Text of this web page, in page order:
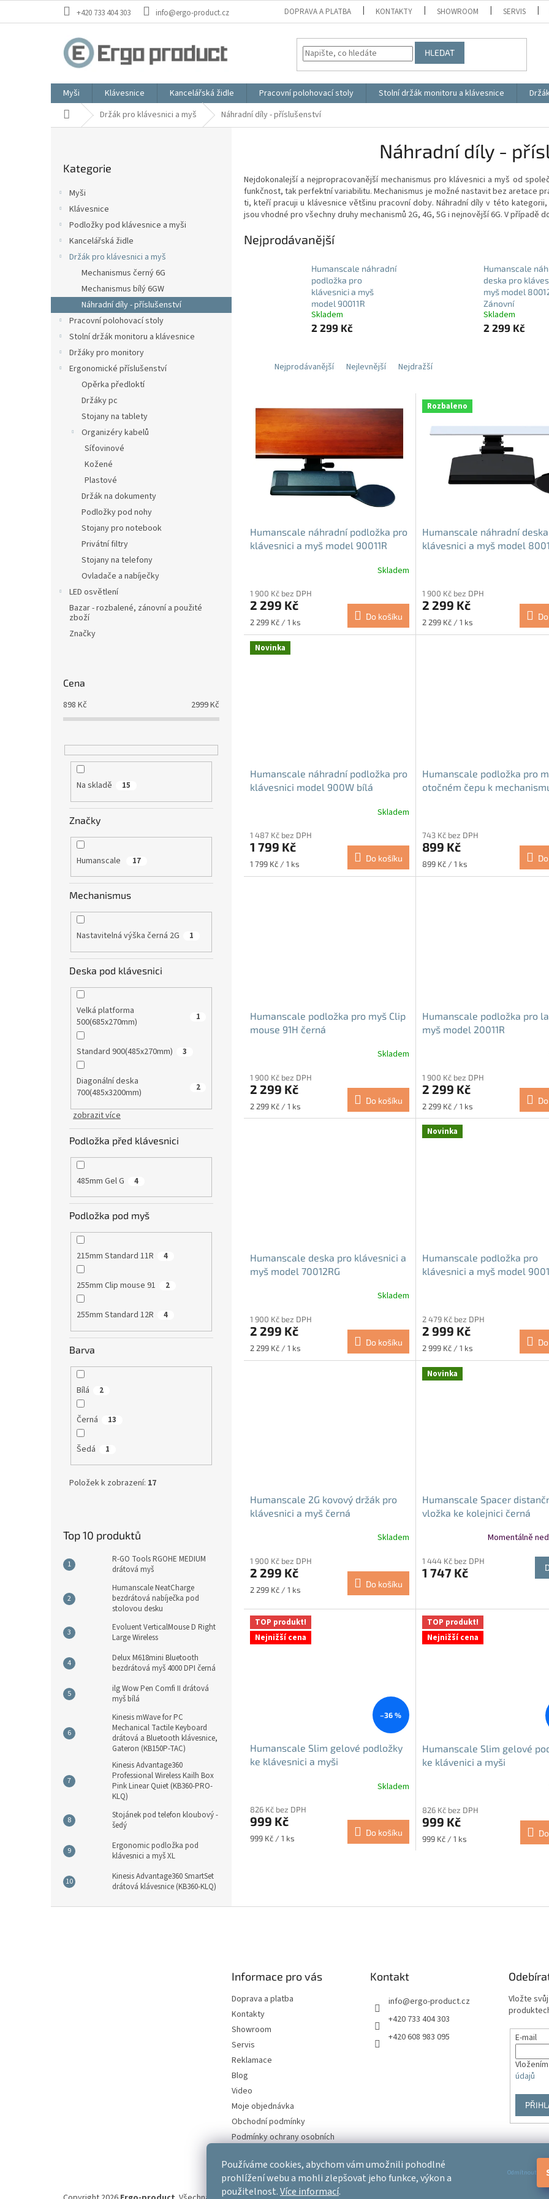
Používáme cookies, abychom vám umožnili pohodlné
prohlížení webu a mohli zlepšovat jeho funkce, výkon a
použitelnost.Více informací.
Odmítnout
+420 733 404 303 info@ergo-product.cz DOPRAVA A PLATBA KONTAKTY SHOWROOM SERVIS
HLEDAT
Myši Klávesnice Kancelářská židle Pracovní polohovací stoly Stolní držák monitoru a klávesnice
Domů Držák pro klávesnici a myš Náhradní díly - příslušenství
e
l
kategorie
Kategorie
Myši
Klávesnice
Podložky pod klávesnice a myši
Kancelářská židle
Držák pro klávesnici a myš
Mechanismus černý 6G
Mechanismus bílý 6GW
Náhradní díly - příslušenství
Pracovní polohovací stoly
Stolní držák monitoru a klávesnice
Držáky pro monitory
Ergonomické příslušenství
Opěrka předloktí
Držáky pc
Stojany na tablety
Organizéry kabelů
Síťovinové
Kožené
Plastové
Držák na dokumenty
Podložky pod nohy
Stojany pro notebook
Privátní filtry
Stojany na telefony
Ovladače a nabíječky
LED osvětlení
Bazar - rozbalené, zánovní a použité
zboží
Značky
Cena
898 Kč 2999Kč
Na skladě 15
Značky
Humanscale 17
Mechanismus
Nastavitelná výška černá 2G 1
Deska pod klávesnici
Velká platforma
500(685x270mm)
1
Standard 900(485x270mm) 3
Diagonální deska
700(485x3200mm)
2
zobrazit více
Podložka před klávesnici
485mm Gel G 4
Podložka pod myš
215mm Standard 11R 4
255mm Clip mouse 91 2
255mm Standard 12R 4
Barva
Bílá 2
Černá 13
Šedá 1
Položek k zobrazení: 17
Top 10 produktů
R-GO Tools RGOHE MEDIUM
drátová myš
Humanscale NeatCharge
bezdrátová nabíječka pod
stolovou desku
Evoluent VerticalMouse D Right
Large Wireless
Delux M618mini Bluetooth
bezdrátová myš 4000 DPI černá
ilg Wow Pen Comfi II drátová
myš bílá
Kinesis mWave for PC
Mechanical Tactile Keyboard
drátová a Bluetooth klávesnice,
Gateron (KB150P-TAC)
Kinesis Advantage360
Professional Wireless Kailh Box
Pink Linear Quiet (KB360-PRO-
KLQ)
Stojánek pod telefon kloubový -
šedý
Ergonomic podložka pod
klávesnici a myš XL
Kinesis Advantage360 SmartSet
drátová klávesnice (KB360-KLQ)
Náhradní díly -
Nejdokonalejší a nejpropracovanější mechanismus pro klávesnici a myš od
funkčnost, tak perfektní variabilitu. Mechanismus je možné nastavit bez aretace
ti, kteří pracuji u klávesnice většinu pracovní doby. Náhradní díly v této
jsou vhodné pro všechny druhy mechanismů 2G, 4G, 5G i nejnovější 6G. V
Nejprodávanější
Humanscale náhradní
podložka pro
klávesnici a myš
model 90011R
Skladem
2 299 Kč
Humanscale
deska pro
myš model
Zánovní
Skladem
2 299 Kč
Nejprodávanější Nejlevnější Nejdražší
Humanscale náhradní podložka pro
klávesnici a myš model 90011R
Skladem
1 900 Kč bez DPH
2 299 Kč
Měrná
cena:
2 299 Kč / 1 ks
Do košíku
Rozbaleno
Humanscale náhradní
klávesnici a myš model
1 900 Kč bez DPH
2 299 Kč
Měrná
cena:
2 299 Kč / 1 ks
Novinka
Humanscale náhradní podložka pro
klávesnici model 900W bílá
Skladem
1 487 Kč bez DPH
1 799 Kč
Měrná
cena:
1 799 Kč / 1 ks
Do košíku
Humanscale podložka pro
otočném čepu k
743 Kč bez DPH
899 Kč
Měrná
cena:
899 Kč / 1 ks
Humanscale podložka pro myš Clip
mouse 91H černá
Skladem
1 900 Kč bez DPH
2 299 Kč
Měrná
cena:
2 299 Kč / 1 ks
Do košíku
Humanscale podložka pro
myš model 20011R
1 900 Kč bez DPH
2 299 Kč
Měrná
cena:
2 299 Kč / 1 ks
Humanscale deska pro klávesnici a
myš model 70012RG
Skladem
1 900 Kč bez DPH
2 299 Kč
Měrná
2 299 Kč / 1 ks
Do košíku
Novinka
Humanscale podložka pro
klávesnici a myš model
2 479 Kč bez DPH
2 999 Kč
Měrná
2 999 Kč / 1 ks
Humanscale 2G kovový držák pro
klávesnici a myš černá
Skladem
1 900 Kč bez DPH
2 299 Kč
Měrná
2 299 Kč / 1 ks
Do košíku
Novinka
Humanscale Spacer
vložka ke kolejnici černá
Momentálně
1 444 Kč bez DPH
1 747 Kč
TOP produkt!
Nejnižší cena
–36 %
Humanscale Slim gelové podložky
ke klávesnici a myši
Skladem
826 Kč bez DPH
999 Kč
Měrná
999 Kč / 1 ks
Do košíku
TOP produkt!
Nejnižší cena
Humanscale Slim gelové
ke klávenici a myši
826 Kč bez DPH
999 Kč
Měrná
999 Kč / 1 ks
Informace pro vás
Doprava a platba
Kontakty
Showroom
Servis
Reklamace
Blog
Video
Moje objednávka
Obchodní podmínky
Podmínky ochrany osobních
Kontakt
info@ergo-product.cz
+420 733 404 303
+420 608 983 095
Vložte
E-mail
údajů